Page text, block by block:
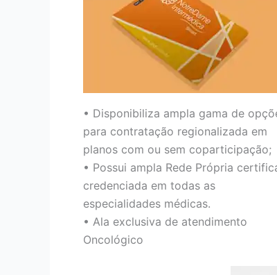
• Disponibiliza ampla gama de
para contratação regionalizada em
planos com ou sem coparticipação;
• Possui ampla Rede Própria
credenciada em todas as
especialidades médicas.
• Ala exclusiva de atendimento
Oncológico